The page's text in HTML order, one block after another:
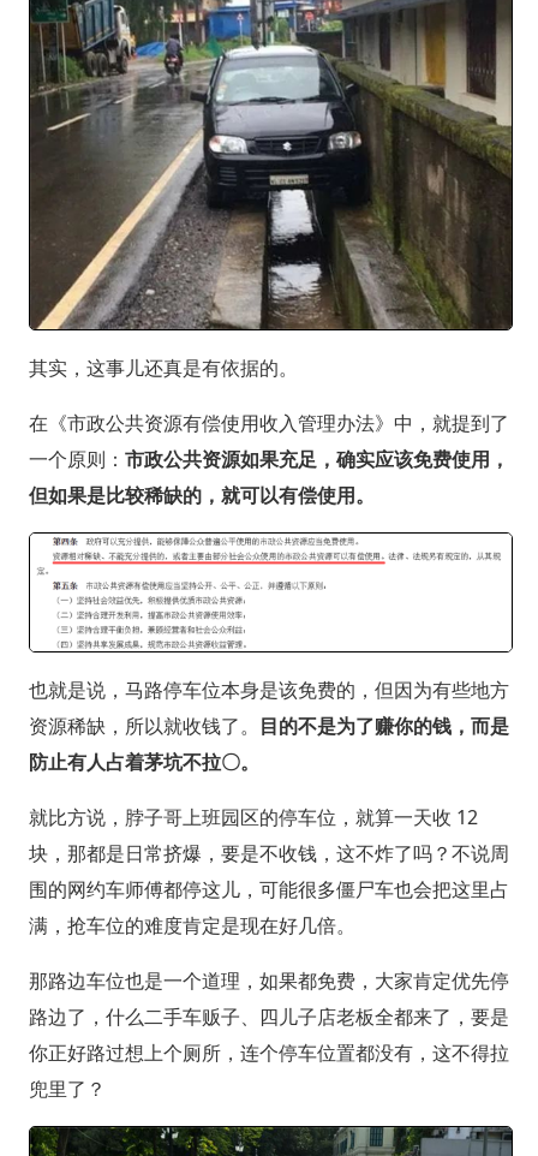
其实，这事儿还真是有依据的。
在《市政公共资源有偿使用收入管理办法》中，就提到了
一个原则： 市政公共资源如果充足，确实应该免费使用，
但如果是比较稀缺的，就可以有偿使用。
也就是说，马路停车位本身是该免费的，但因为有些地方
资源稀缺，所以就收钱了。 目的不是为了赚你的钱，而是
防止有人占着茅坑不拉〇。
就比方说，脖子哥上班园区的停车位，就算一天收 12
块，那都是日常挤爆，要是不收钱，这不炸了吗？不说周
围的网约车师傅都停这儿，可能很多僵尸车也会把这里占
满，抢车位的难度肯定是现在好几倍。
那路边车位也是一个道理，如果都免费，大家肯定优先停
路边了，什么二手车贩子、四儿子店老板全都来了，要是
你正好路过想上个厕所，连个停车位置都没有，这不得拉
兜里了？